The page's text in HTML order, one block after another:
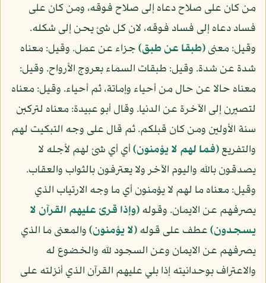
من كان على صلاح دعاه إلى صلاح فوقه، ومن كان على
فساد دعاه إلى فساد فوقه، لان كل شئ يحن إلى شكله.
وقيل: معنى(طبقا عن طبق)جزاء عن عمل. وقيل: معناه
شدة عن شدة. وقيل: طبقات السماء بعروج الأرواح. وقيل:
معناه حالا عن حال من أحياء وإماتة، ثم أحياء. وقيل: معناه
لتصيرن إلى الآخرة عن الدنيا. وقال أبو عبيدة: معناه لتركبن
سنة الأولين ومن كان قبلكم. ثم قال على وجه التبكيت لهم
والتفريع(فما لهم لا يؤمنون)أي أي شئ لهم لأجله لا
يصدقون بالله واليوم الآخر ولا يعترفون بالثواب والعقاب.
وقيل: معناه ما لهم لا يؤمنون أي ما وجه الارتياب الذي
يصرفهم عن الايمان. وقوله(وإذا قرئ عليهم القرآن لا
يسجدون)عطف على قوله(لا يؤمنون)والمعنى ما الذي
يصرفهم عن الايمان وعن السجود لله والخضوع له
والاعتراف بوحدانيته إذا بلي عليهم القرآن الذي أنزلته على